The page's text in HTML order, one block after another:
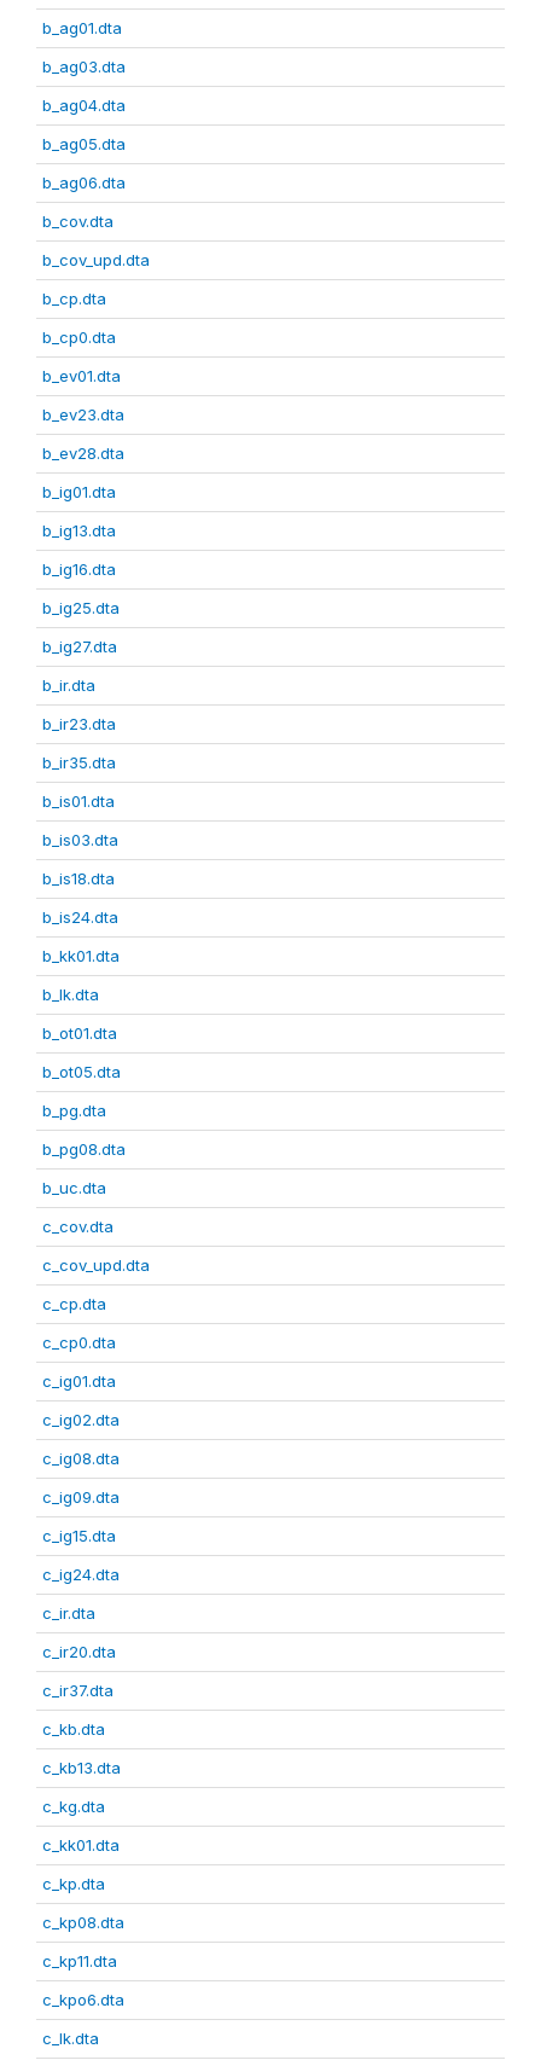
b_ag01.dta
b_ag03.dta
b_ag04.dta
b_ag05.dta
b_ag06.dta
b_cov.dta
b_cov_upd.dta
b_cp.dta
b_cp0.dta
b_ev01.dta
b_ev23.dta
b_ev28.dta
b_ig01.dta
b_ig13.dta
b_ig16.dta
b_ig25.dta
b_ig27.dta
b_ir.dta
b_ir23.dta
b_ir35.dta
b_is01.dta
b_is03.dta
b_is18.dta
b_is24.dta
b_kk01.dta
b_lk.dta
b_ot01.dta
b_ot05.dta
b_pg.dta
b_pg08.dta
b_uc.dta
c_cov.dta
c_cov_upd.dta
c_cp.dta
c_cp0.dta
c_ig01.dta
c_ig02.dta
c_ig08.dta
c_ig09.dta
c_ig15.dta
c_ig24.dta
c_ir.dta
c_ir20.dta
c_ir37.dta
c_kb.dta
c_kb13.dta
c_kg.dta
c_kk01.dta
c_kp.dta
c_kp08.dta
c_kp11.dta
c_kpo6.dta
c_lk.dta